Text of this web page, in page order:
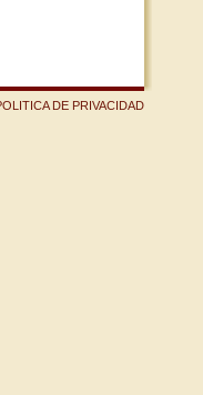
DE PRIVACIDAD